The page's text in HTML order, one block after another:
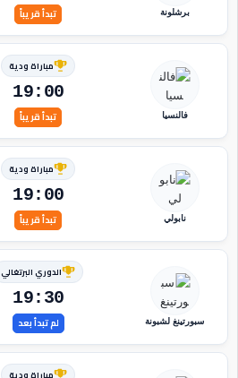
برشلونة تبدأ قريباً
فالنسيا
مباراة ودية
19:00
تبدأ قريباً
نابولي
مباراة ودية
19:00
تبدأ قريباً
سبورتينغ لشبونة
الدوري البرتغالي
19:30
لم تبدأ بعد
مباراة ودية